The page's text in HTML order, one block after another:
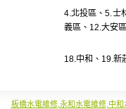
4.北投區 、5.士
義區 、12.大安區
18.中和 、19.新
板橋水電維修, 永和水電維修, 中和